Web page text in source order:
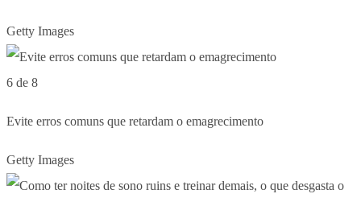
Getty Images
6 de 8
Evite erros comuns que retardam o emagrecimento
Getty Images